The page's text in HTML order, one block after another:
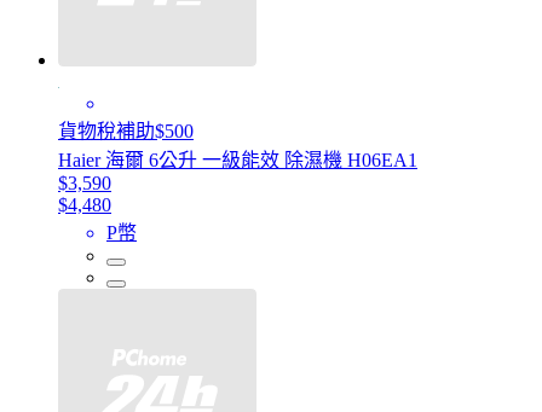
貨物稅補助$500
Haier 海爾 6公升 一級能效 除濕機 H06EA1
$3,590
$4,480
P幣